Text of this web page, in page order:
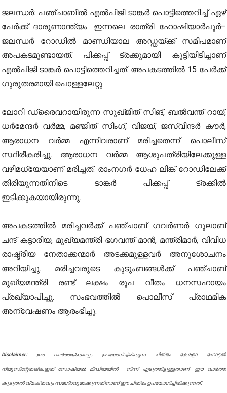
ജലന്ധർ: പഞ്ചാബിൽ എൽപിജി ടാങ്കർ പൊട്ടിത്തെറിച്ച് ഏഴ്
പേർക്ക് ദാരുണാന്ത്യം. ഇന്നലെ രാത്രി ഹോഷിയാർപൂർ–
ജലന്ധർ റോഡിൽ മാണ്ഡിയാല അഡ്ഡയ്ക്ക് സമീപമാണ്
അപകടമുണ്ടായത്. പിക്കപ്പ് ട്രക്കുമായി കൂട്ടിയിടിച്ചാണ്
എൽപിജി ടാങ്കർ പൊട്ടിത്തെറിച്ചത്. അപകടത്തിൽ 15 പേർക്ക്
ഗുരുതരമായി പൊള്ളലേറ്റു.
ലോറി ഡ്രൈവറായിരുന്ന സുഖ്ജീത് സിങ്, ബൽവന്ത് റായ്,
ധർമേന്ദർ വർമ്മ, മഞ്ജിത് സിംഗ്, വിജയ്, ജസ്വീന്ദർ കൗർ,
ആരാധന വർമ്മ എന്നിവരാണ് മരിച്ചതെന്ന് പൊലീസ്
സ്ഥിരീകരിച്ചു. ആരാധന വർമ്മ ആശുപത്രിയിലേക്കുള്ള
വ‍ഴിമധ്യേയാണ് മരിച്ചത്. രാംനഗർ ധേഹ ലിങ്ക് റോഡിലേക്ക്
തിരിയുന്നതിനിടെ ടാങ്കർ പിക്കപ്പ് ട്രക്കിൽ
ഇടിക്കുകയായിരുന്നു.
അപകടത്തിൽ മരിച്ചവർക്ക് പഞ്ചാബ് ഗവർണർ ഗുലാബ്
ചന്ദ് കട്ടാരിയ, മുഖ്യമന്ത്രി ഭഗവന്ത് മാൻ, മന്ത്രിമാർ, വിവിധ
രാഷ്ട്രീയ നേതാക്കന്മാർ അടക്കമുള്ളവർ അനുശോചനം
അറിയിച്ചു. മരിച്ചവരുടെ കുടുംബങ്ങൾക്ക് പഞ്ചാബ്
മുഖ്യമന്ത്രി രണ്ട് ലക്ഷം രൂപ വീതം ധനസഹായം
പ്രഖ്യാപിച്ചു. സംഭവത്തിൽ പൊലീസ് പ്രാഥമിക
അന്വേഷണം ആരംഭിച്ചു.
Disclaimer: ഈ വാർത്തയ്ക്കൊപ്പം ഉപയോഗിച്ചിരിക്കുന്ന ചിത്രം കേരളാ ഹോട്ടൽ
ന്യൂസിന്റേതല്ല.ഇത് സോഷ്യൽ മീഡിയയിൽ നിന്ന് എടുത്തിട്ടുള്ളതാണ്. ഈ വാർത്ത
കൂടുതൽ വ്യക്തവും സമഗ്രവുമാക്കുന്നതിനാണ് ഈ ചിത്രം ഉപയോഗിച്ചിരിക്കുന്നത്.